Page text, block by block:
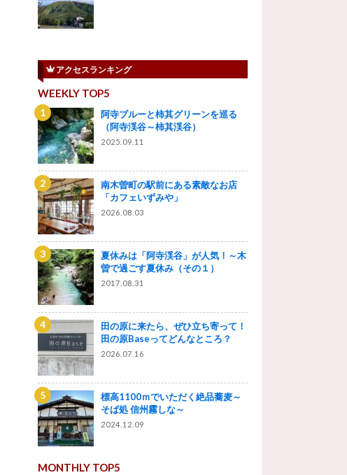
アクセスランキング
WEEKLY TOP5
阿寺ブルーと柿其グリーンを巡る
（阿寺渓谷～柿其渓谷）
2025.09.11
南木曽町の駅前にある素敵なお店
「カフェいずみや」
2026.08.03
夏休みは「阿寺渓谷」が人気！～木
曽で過ごす夏休み（その１）
2017.08.31
田の原に来たら、ぜひ立ち寄って！
田の原Baseってどんなところ？
2026.07.16
標高1100ｍでいただく絶品蕎麦～
そば処 信州霧しな～
2024.12.09
MONTHLY TOP5